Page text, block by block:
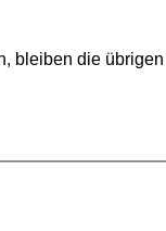
bleiben die